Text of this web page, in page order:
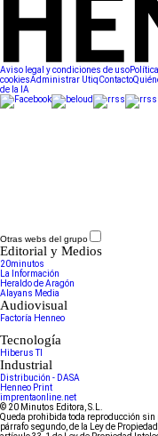
Aviso legal y condiciones de uso
cookiesAdministrar UtiqContacto
de la IA
Otras webs del grupo
Editorial y Medios
20minutos
La Información
Heraldo de Aragón
Alayans Media
Audiovisual
Factoría Henneo
Tecnología
Hiberus TI
Industrial
Distribución - DASA
Henneo Print
imprentaonline.net
© 20 Minutos Editora, S.L.
Queda prohibida toda reproducción sin
párrafo segundo, de la Ley de